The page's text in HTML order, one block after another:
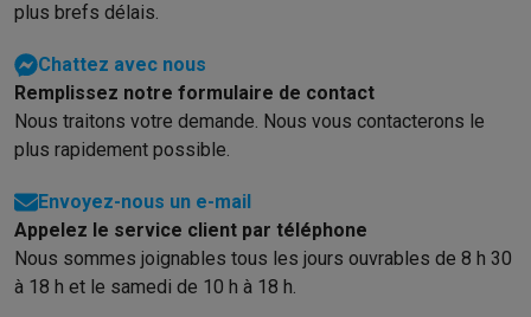
plus brefs délais.
Chattez avec nous
Remplissez notre formulaire de contact
Nous traitons votre demande. Nous vous contacterons le
plus rapidement possible.
Envoyez-nous un e-mail
Appelez le service client par téléphone
Nous sommes joignables tous les jours ouvrables de 8 h 30
à 18 h et le samedi de 10 h à 18 h.